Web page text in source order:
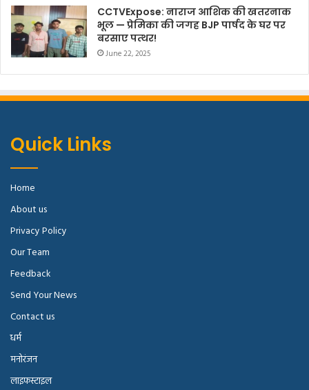
CCTVExpose: नाराज आशिक की खतरनाक
भूल — प्रेमिका की जगह BJP पार्षद के घर पर
बरसाए पत्थर!
June 22, 2025
Quick Links
Home
About us
Privacy Policy
Our Team
Feedback
Send Your News
Contact us
धर्म
मनोरंजन
लाइफस्टाइल